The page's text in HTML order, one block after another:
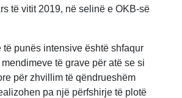
të vitit 2019, në selinë e OKB-së
të punës intensive është shfaqur
të grave për atë se si
për zhvillim të qëndrueshëm
pa një përfshirje të plotë